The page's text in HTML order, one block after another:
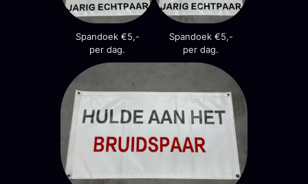
Spandoek €5,-
per dag.
Spandoek €5,-
per dag.